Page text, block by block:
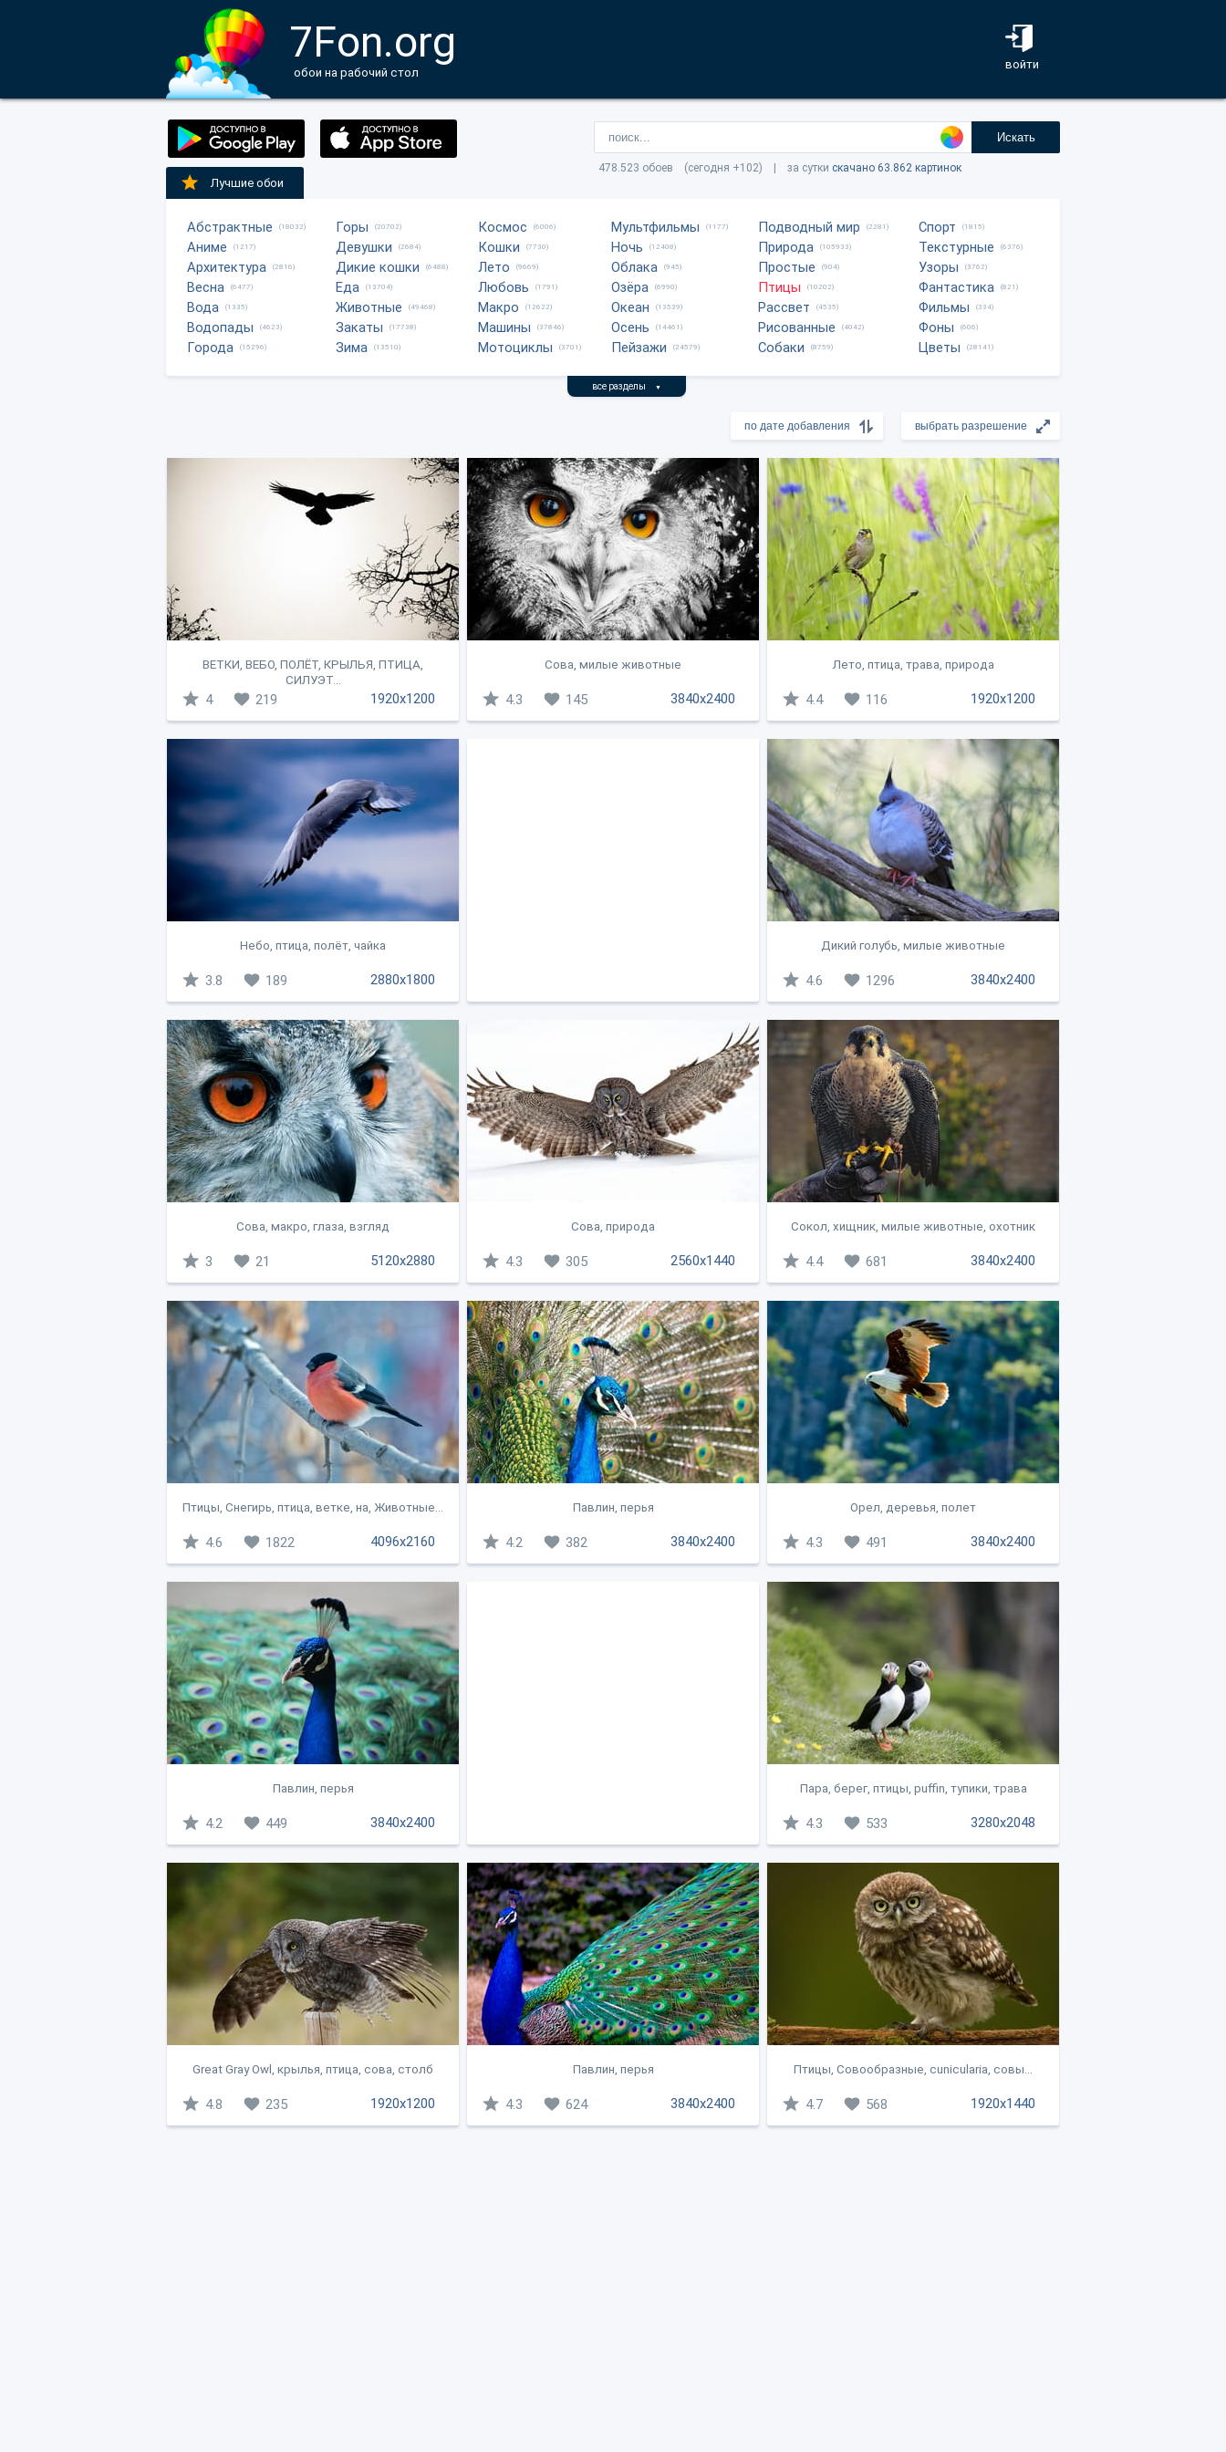
7Fon.org
обои на рабочий стол
войти
Искать
478.523 обоев (сегодня +102) | за сутки скачано 63.862 картинок
Лучшие обои
Абстрактные (18032)
Аниме (1217)
Архитектура (2816)
Весна (6477)
Вода (1335)
Водопады (4623)
Города (15296)
Горы (20702)
Девушки (2684)
Дикие кошки (6488)
Еда (13704)
Животные (49468)
Закаты (17738)
Зима (13510)
Космос (6006)
Кошки (7730)
Лето (9669)
Любовь (1791)
Макро (12622)
Машины (37846)
Мотоциклы (3701)
Мультфильмы (1177)
Ночь (12408)
Облака (945)
Озёра (6990)
Океан (13539)
Осень (14461)
Пейзажи (24579)
Подводный мир (2281)
Природа (105933)
Простые (904)
Птицы (10202)
Рассвет (4535)
Рисованные (4042)
Собаки (8759)
Спорт (1815)
Текстурные (6376)
Узоры (3762)
Фантастика (821)
Фильмы (334)
Фоны (606)
Цветы (28141)
все разделы ▼
ВЕТКИ, ВЕБО, ПОЛЁТ, КРЫЛЬЯ, ПТИЦА,
СИЛУЭТ...
1920x1200
4 219
Сова, милые животные
3840x2400
4.3 145
Лето, птица, трава, природа
1920x1200
4.4 116
Небо, птица, полёт, чайка
2880x1800
3.8 189
Дикий голубь, милые животные
3840x2400
4.6 1296
Сова, макро, глаза, взгляд
5120x2880
3 21
Сова, природа
2560x1440
4.3 305
Сокол, хищник, милые животные, охотник
3840x2400
4.4 681
Птицы, Снегирь, птица, ветке, на, Животные...
4096x2160
4.6 1822
Павлин, перья
3840x2400
4.2 382
Орел, деревья, полет
3840x2400
4.3 491
Павлин, перья
3840x2400
4.2 449
Пара, берег, птицы, puffin, тупики, трава
3280x2048
4.3 533
Great Gray Owl, крылья, птица, сова, столб
1920x1200
4.8 235
Павлин, перья
3840x2400
4.3 624
Птицы, Совообразные, cunicularia, совы...
1920x1440
4.7 568